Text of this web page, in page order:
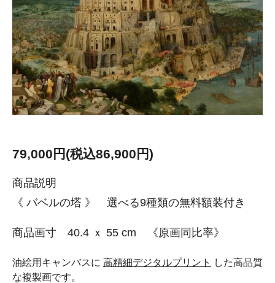
79,000円(税込86,900円)
商品説明
《 バベルの塔 》 選べる9種類の無料額装付き
商品画寸 40.4 ｘ 55 cm 《原画同比率》
油絵用キャンバスに 高精細デジタルプリント
した高品質
な複製画です。